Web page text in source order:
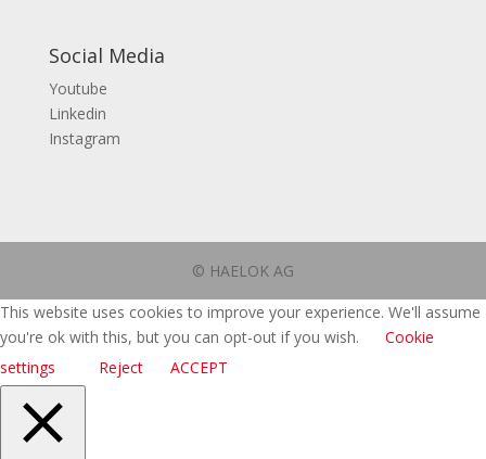
Social Media
Youtube
Linkedin
Instagram
© HAELOK AG
This website uses cookies to improve your experience. We'll assume
you're ok with this, but you can opt-out if you wish.
Cookie
settings
Reject ACCEPT